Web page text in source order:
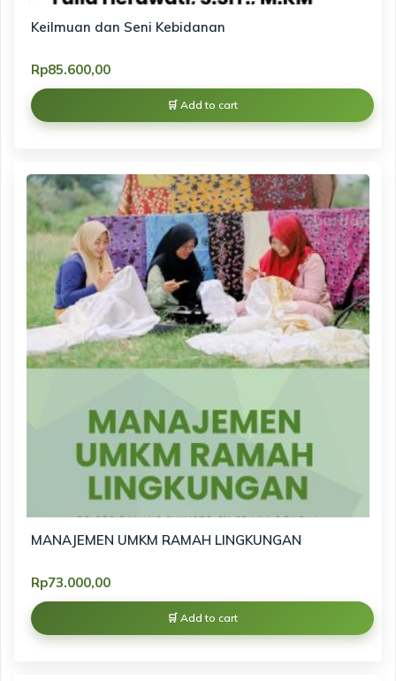
Keilmuan dan Seni Kebidanan
Rp85.600,00
Add to cart
MANAJEMEN UMKM RAMAH LINGKUNGAN
Rp73.000,00
Add to cart